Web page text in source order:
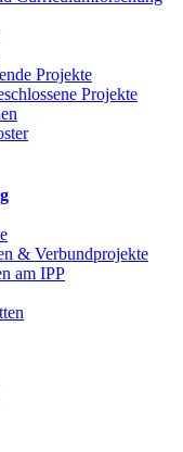
Projekte
Projekte
& Verbundprojekte
am IPP